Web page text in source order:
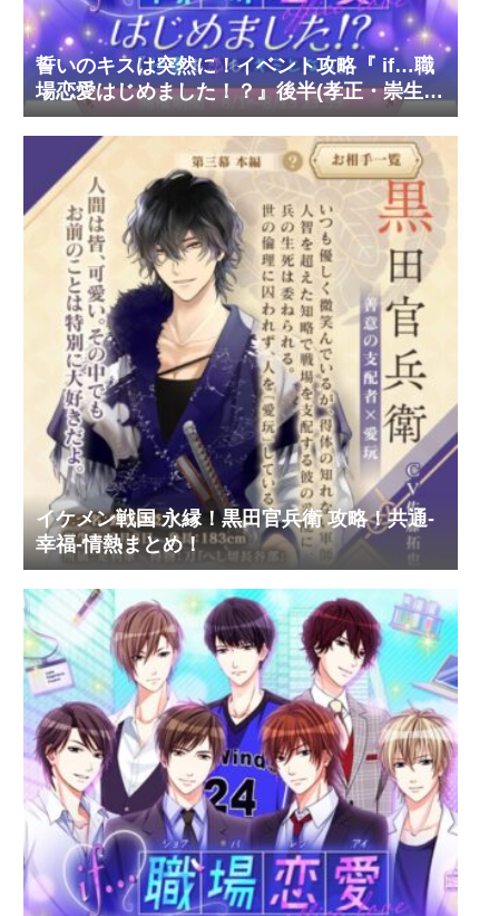
誓いのキスは突然に！イベント攻略『 if…職
場恋愛はじめました！？』後半(孝正・崇生・
彰斗)
イケメン戦国 永縁！黒田官兵衛 攻略！共通-
幸福-情熱まとめ！